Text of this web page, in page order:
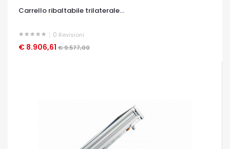
Carrello ribaltabile trilaterale...
0 Revisioni
€ 8.906,61 € 9.577,00
OCCHIATA VELOCE